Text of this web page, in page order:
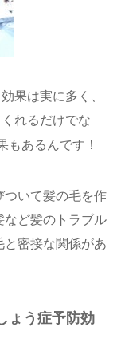
果は実に多く、
れるだけでな
もあるんです！
ついて髪の毛を作
など髪のトラブル
密接な関係があ
ょう症予防効